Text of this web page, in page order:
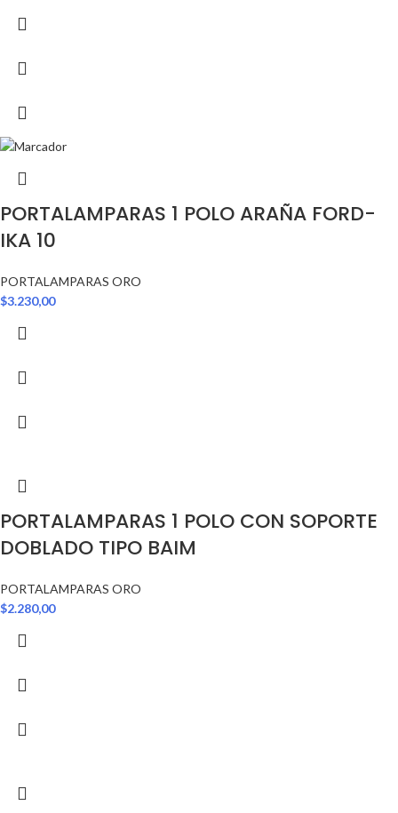
PORTALAMPARAS 1 POLO ARAÑA FORD-
IKA 10
PORTALAMPARAS ORO
$3.230,00
PORTALAMPARAS 1 POLO CON SOPORTE
DOBLADO TIPO BAIM
PORTALAMPARAS ORO
$2.280,00